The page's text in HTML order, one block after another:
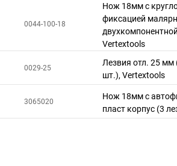
0044-100-18
Нож 18мм с
фиксацией
Vertextools
0029-25
Лезвия отл. 25 мм
шт.), Vertextools
3065020
Нож 18мм с
пласт корпус (3